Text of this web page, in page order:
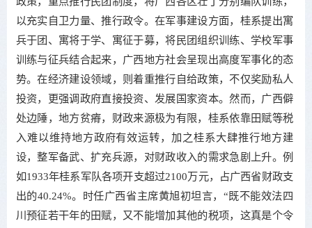
以充实自卫力量、推行政令。在军事建设方面，桂系提出寓
兵于团、寓将于学、寓征于募，将民团组织训练、学校军事
训练与征兵结合起来，广西地方社会呈现出高度军事化的态
势。在经济建设领域，则着重推行自给政策，不仅奖励私人
投资，更强调政府直接投资、发展国家资本。然而，广西僻
处边陲，地方贫瘠，财政来源极为有限，桂系依靠田赋等税
入难以维持地方政府有效运转，加之桂系大肆推行地方建
设，整军备武、扩充兵源，对财政收入的需求急剧上升。例
如1933年桂系军队各项开支超过2100万元，占广西省财政支
出的40.24%。时任广西省主席黄旭初坦言，“既不能效法四
川预征若干年的田赋，又不能增加其他的税项，这真是个令